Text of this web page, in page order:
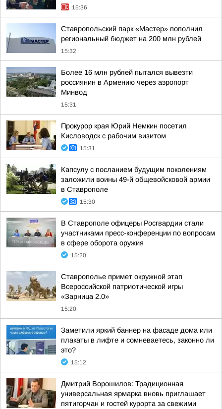
15:36
Ставропольский парк «Мастер» пополнил
региональный бюджет на 200 млн рублей
15:32
Более 16 млн рублей пытался вывезти
россиянин в Армению через аэропорт
Минвод
15:31
Прокурор края Юрий Немкин посетил
Кисловодск с рабочим визитом
15:31
Капсулу с посланием будущим поколениям
заложили воины 49-й общевойсковой армии
в Ставрополе
15:30
В Ставрополе офицеры Росгвардии стали
участниками пресс-конференции по вопросам
в сфере оборота оружия
15:20
Ставрополье примет окружной этап
Всероссийской патриотической игры
«Зарница 2.0»
15:20
Заметили яркий баннер на фасаде дома или
плакаты в лифте и сомневаетесь, законно ли
это?
15:12
Дмитрий Ворошилов: Традиционная
универсальная ярмарка вновь приглашает
пятигорчан и гостей курорта за свежими